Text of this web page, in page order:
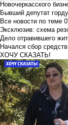
Новочеркасского
Бывший депутат
Все новости по теме
Эксклюзив: схема
Дело отравившего
Начался сбор
ХОЧУ СКАЗАТЬ!